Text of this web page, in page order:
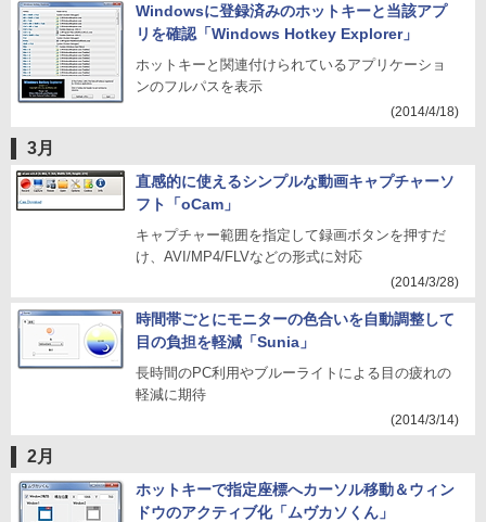
Windowsに登録済みのホットキーと当該アプ
リを確認「Windows Hotkey Explorer」
ホットキーと関連付けられているアプリケーショ
ンのフルパスを表示
(2014/4/18)
3月
直感的に使えるシンプルな動画キャプチャーソ
フト「oCam」
キャプチャー範囲を指定して録画ボタンを押すだ
け、AVI/MP4/FLVなどの形式に対応
(2014/3/28)
時間帯ごとにモニターの色合いを自動調整して
目の負担を軽減「Sunia」
長時間のPC利用やブルーライトによる目の疲れの
軽減に期待
(2014/3/14)
2月
ホットキーで指定座標へカーソル移動＆ウィン
ドウのアクティブ化「ムヴカソくん」